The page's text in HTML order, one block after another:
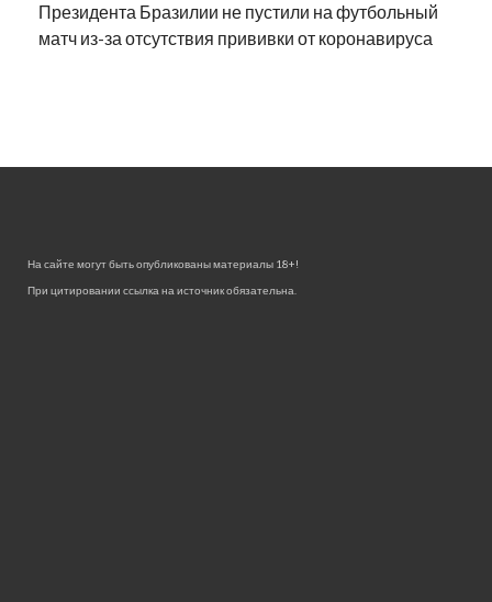
Президента Бразилии не пустили на футбольный
матч из-за отсутствия прививки от коронавируса
На сайте могут быть опубликованы материалы 18+!
При цитировании ссылка на источник обязательна.